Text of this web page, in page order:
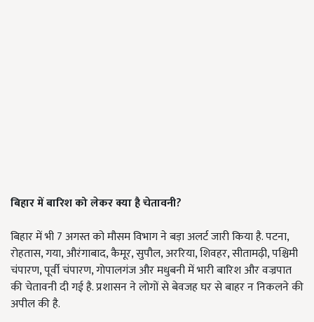
बिहार में बारिश को लेकर क्या है चेतावनी?
बिहार में भी 7 अगस्त को मौसम विभाग ने बड़ा अलर्ट जारी किया है. पटना,
रोहतास, गया, औरंगाबाद, कैमूर, सुपौल, अररिया, शिवहर, सीतामढ़ी, पश्चिमी
चंपारण, पूर्वी चंपारण, गोपालगंज और मधुबनी में भारी बारिश और वज्रपात
की चेतावनी दी गई है. प्रशासन ने लोगों से बेवजह घर से बाहर न निकलने की
अपील की है.